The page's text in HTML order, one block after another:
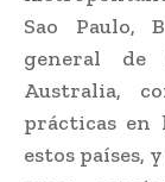
Sao Paulo,
general de
Australia,
prácticas en
estos países,